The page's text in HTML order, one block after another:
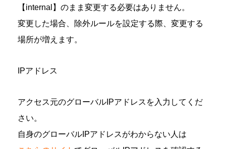
【internal】のまま変更する必要はありません。
変更した場合、除外ルールを設定する際、変更する
場所が増えます。
IPアドレス
アクセス元のグローバルIPアドレスを入力してくだ
さい。
自身のグローバルIPアドレスがわからない人は